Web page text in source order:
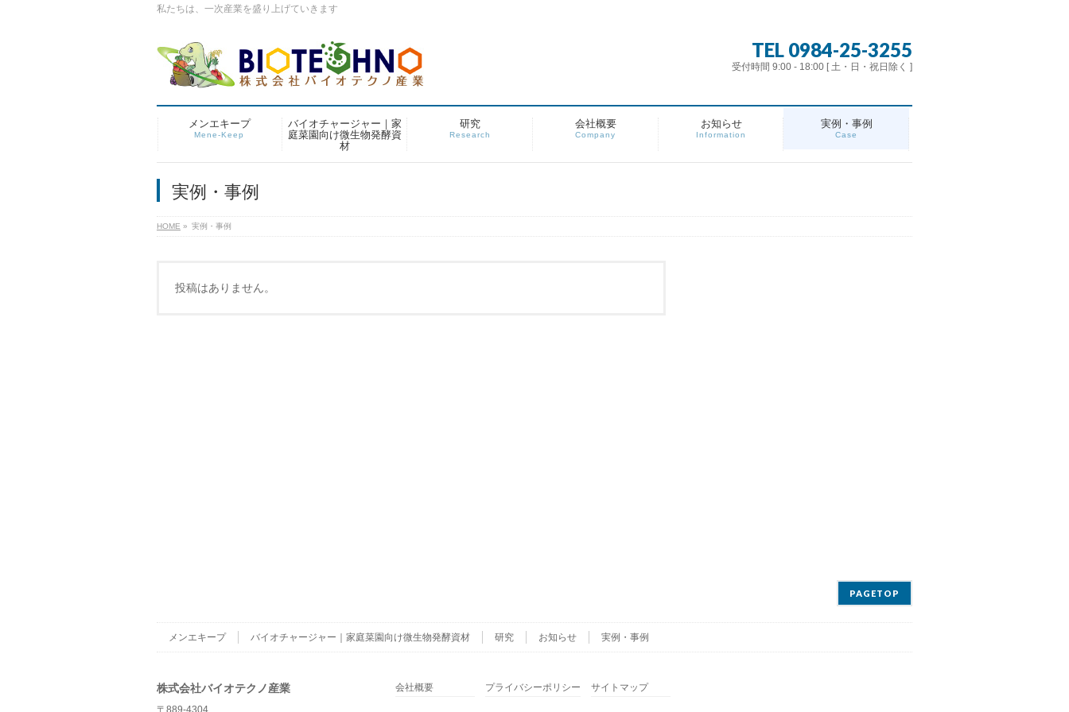
私たちは、一次産業を盛り上げていきます
TEL 0984-25-3255
受付時間 9:00 - 18:00 [ 土・日・祝日除く ]
メンエキープ
Mene-Keep
バイオチャージャー｜家
庭菜園向け微生物発酵資
材
研究
Research
会社概要
Company
お知らせ
Information
実例・事例
Case
実例・事例
HOME » 実例・事例
投稿はありません。
PAGETOP
メンエキープ バイオチャージャー｜家庭菜園向け微生物発酵資材 研究 お知らせ 実例・事例
株式会社バイオテクノ産業
〒889-4304
会社概要 プライバシーポリシー サイトマップ